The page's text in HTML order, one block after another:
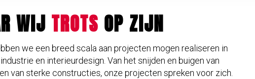
WIJ TROTS OP ZIJN
we een breed scala aan projecten mogen realiseren in
en interieurdesign. Van het snijden en buigen van
van sterke constructies, onze projecten spreken voor zich.